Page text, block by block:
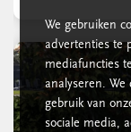
We gebruiken
advertenties te
mediafuncties
analyseren. We
gebruik van
sociale media,